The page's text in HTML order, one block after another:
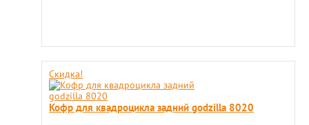
Скидка!
Кофр для квадроцикла задний godzilla 8020